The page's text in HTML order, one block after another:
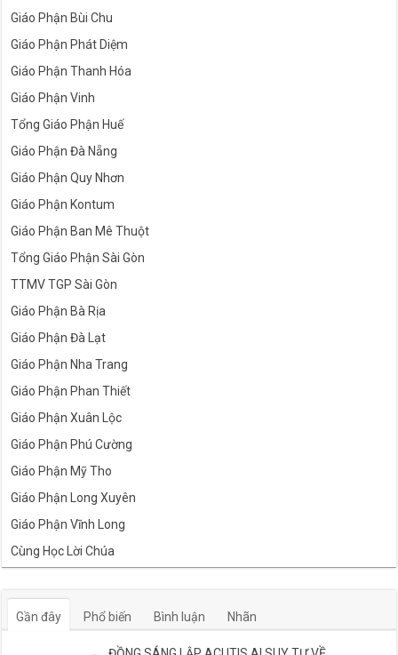
Giáo Phận Bùi Chu
Giáo Phận Phát Diệm
Giáo Phận Thanh Hóa
Giáo Phận Vinh
Tổng Giáo Phận Huế
Giáo Phận Đà Nẵng
Giáo Phận Quy Nhơn
Giáo Phận Kontum
Giáo Phận Ban Mê Thuột
Tổng Giáo Phận Sài Gòn
TTMV TGP Sài Gòn
Giáo Phận Bà Rịa
Giáo Phận Đà Lạt
Giáo Phận Nha Trang
Giáo Phận Phan Thiết
Giáo Phận Xuân Lộc
Giáo Phận Phú Cường
Giáo Phận Mỹ Tho
Giáo Phận Long Xuyên
Giáo Phận Vĩnh Long
Cùng Học Lời Chúa
Gần đây Phổ biến Bình luận Nhãn